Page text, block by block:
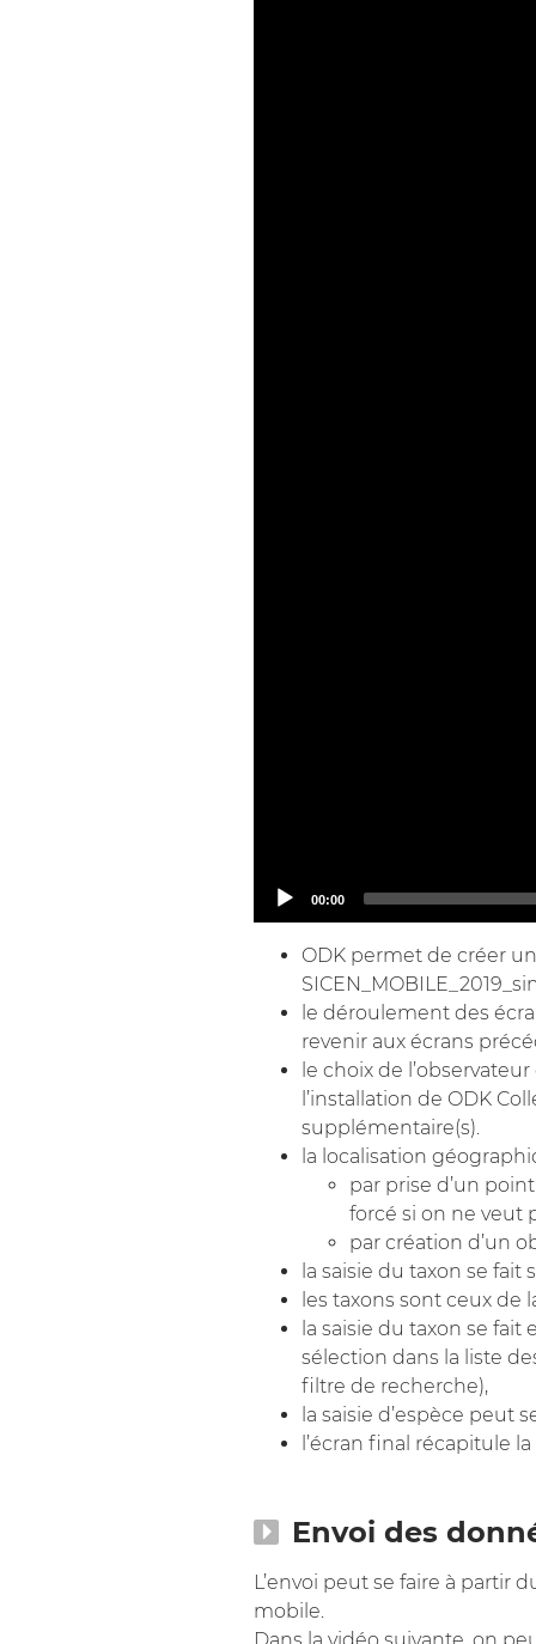
Current
00:00
ODK permet de créer
le déroulement des
revenir aux écrans
le choix de
l’installation de ODK
supplémentaire(s).
la localisation
par prise d’un
forcé si on ne veut
par création d’un
la saisie du taxon se
les taxons sont ceux de
la saisie du taxon se
sélection dans la liste
filtre de recherche),
la saisie d’espèce
l’écran final récapitule
Envoi des
L’envoi peut se faire à partir
mobile.
Dans la vidéo suivante, on